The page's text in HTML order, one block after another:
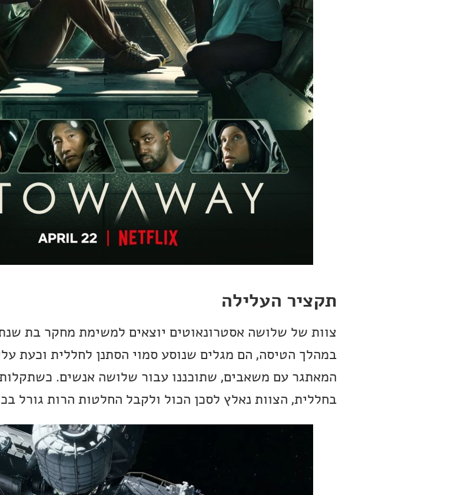
תקציר העלילה
צוות של שלושה אסטרונאוטים יוצאים למשימת מחקר בת
במהלך הטיסה, הם מגלים שנוסע סמוי הסתנן לחללית וכעת
המאתגר עם משאבים, שתוכננו עבור שלושה אנשים.
בחללית, הצוות נאלץ לסכן הכול ולקבל החלטות הרות גורל